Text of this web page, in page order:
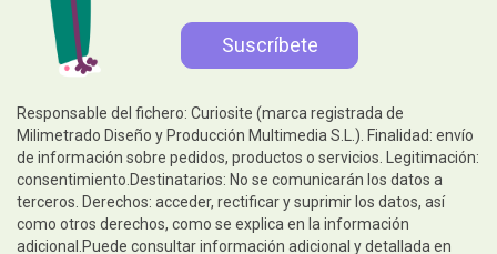
Responsable del fichero: Curiosite (marca registrada de
Milimetrado Diseño y Producción Multimedia S.L.). Finalidad: envío
de información sobre pedidos, productos o servicios. Legitimación:
consentimiento.Destinatarios: No se comunicarán los datos a
terceros. Derechos: acceder, rectificar y suprimir los datos, así
como otros derechos, como se explica en la información
adicional.Puede consultar información adicional y detallada en